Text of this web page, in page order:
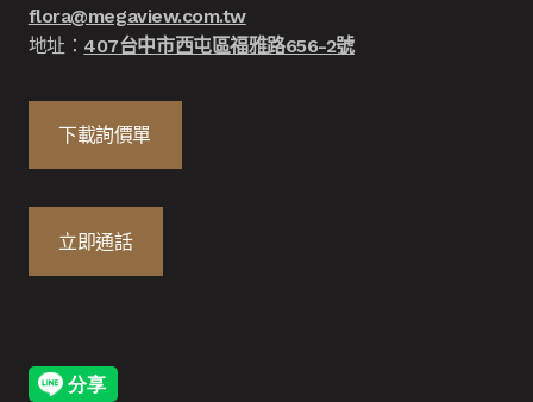
flora@megaview.com.tw
地址： 407台中市西屯區福雅路656-2號
下載詢價單
立即通話